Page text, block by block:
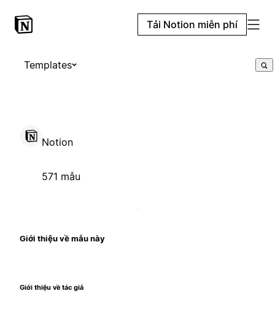
Tải Notion miễn phí
Templates
Notion
571 mẫu
Giới thiệu về mẫu này
Giới thiệu về tác giả